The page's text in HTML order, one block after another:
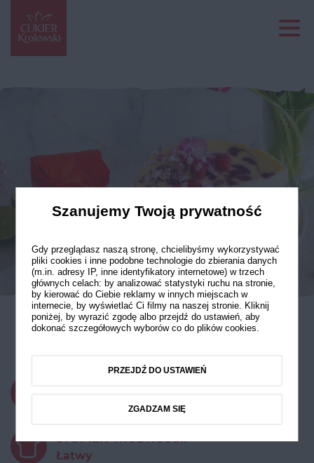
STOPIEŃ TRUDNOŚCI:
Łatwy
Szanujemy Twoją prywatność
Gdy przeglądasz naszą stronę, chcielibyśmy wykorzystywać
pliki cookies i inne podobne technologie do zbierania danych
(m.in. adresy IP, inne identyfikatory internetowe) w trzech
głównych celach: by analizować statystyki ruchu na stronie,
by kierować do Ciebie reklamy w innych miejscach w
internecie, by wyświetlać Ci filmy na naszej stronie. Kliknij
poniżej, by wyrazić zgodę albo przejdź do ustawień, aby
dokonać szczegółowych wyborów co do plików cookies.
PRZEJDŹ DO USTAWIEŃ
ZGADZAM SIĘ